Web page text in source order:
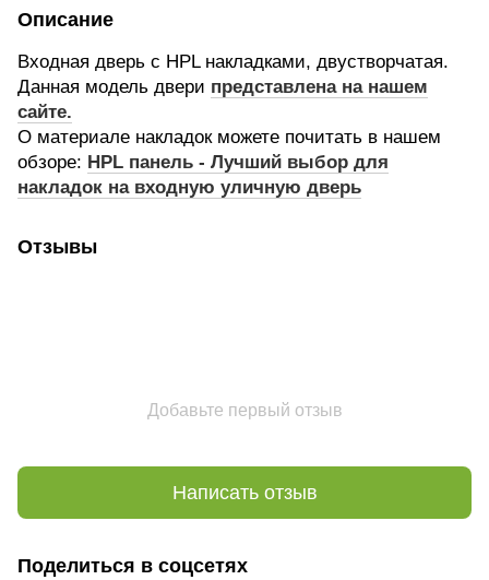
Описание
Входная дверь с HPL накладками, двустворчатая.
Данная модель двери представлена на нашем
сайте.
О материале накладок можете почитать в нашем
обзоре: HPL панель - Лучший выбор для
накладок на входную уличную дверь
Отзывы
Добавьте первый отзыв
Написать отзыв
Поделиться в соцсетях